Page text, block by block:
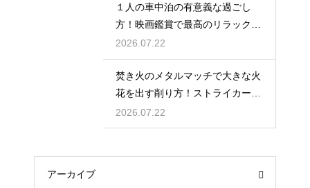
１人の車中泊の有意義な過ごし
方！映画鑑賞で最高のリラックス
タイム
2026.07.22
焚き火のメタルマッチで大きな火
花を出す削り方！ストライカーの
角度の秘密
2026.07.22
アーカイブ